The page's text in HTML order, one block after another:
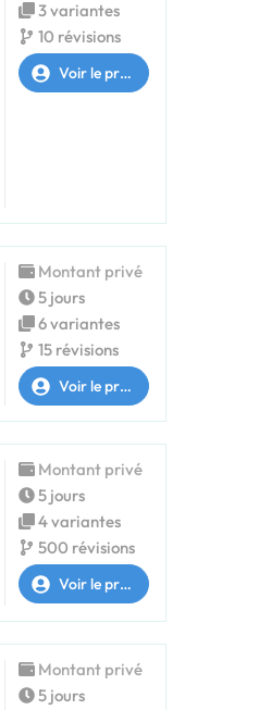
3 variantes
10 révisions
Voir le profil
Montant privé
5 jours
6 variantes
15 révisions
Voir le profil
Montant privé
5 jours
4 variantes
500 révisions
Voir le profil
Montant privé
5 jours